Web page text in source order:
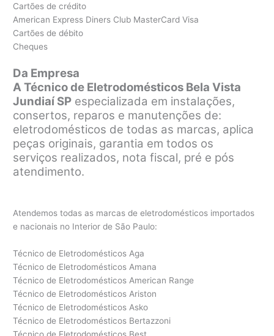
Cartões de crédito
American Express Diners Club MasterCard Visa
Cartões de débito
Cheques
Da Empresa
A Técnico de Eletrodomésticos Bela Vista
Jundiaí SP especializada em instalações,
consertos, reparos e manutenções de:
eletrodomésticos de todas as marcas, aplica
peças originais, garantia em todos os
serviços realizados, nota fiscal, pré e pós
atendimento.
Atendemos todas as marcas de eletrodomésticos importados
e nacionais no Interior de São Paulo:
Técnico de Eletrodomésticos Aga
Técnico de Eletrodomésticos Amana
Técnico de Eletrodomésticos American Range
Técnico de Eletrodomésticos Ariston
Técnico de Eletrodomésticos Asko
Técnico de Eletrodomésticos Bertazzoni